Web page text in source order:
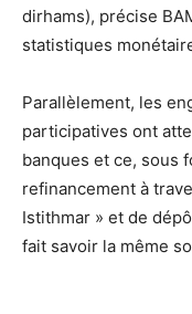
dirhams), précise
statistiques
Parallèlement, les
participatives ont
banques et ce, sous
refinancement à
Istithmar » et de
fait savoir la même